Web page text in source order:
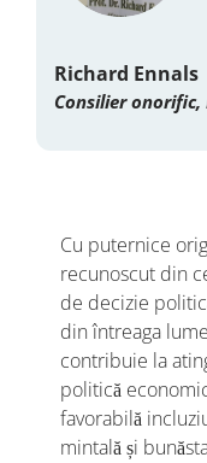
Richard Ennals
Consilier onorific,
Cu puternice
recunoscut din
de decizie
din întreaga
contribuie la
politică
favorabilă
mintală și